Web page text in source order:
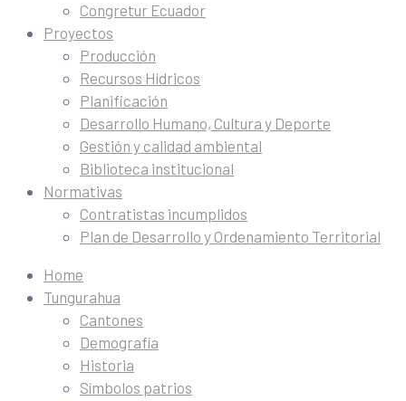
Congretur Ecuador
Proyectos
Producción
Recursos Hídricos
Planificación
Desarrollo Humano, Cultura y Deporte
Gestión y calidad ambiental
Biblioteca institucional
Normativas
Contratistas incumplidos
Plan de Desarrollo y Ordenamiento Territorial
Home
Tungurahua
Cantones
Demografía
Historia
Símbolos patrios